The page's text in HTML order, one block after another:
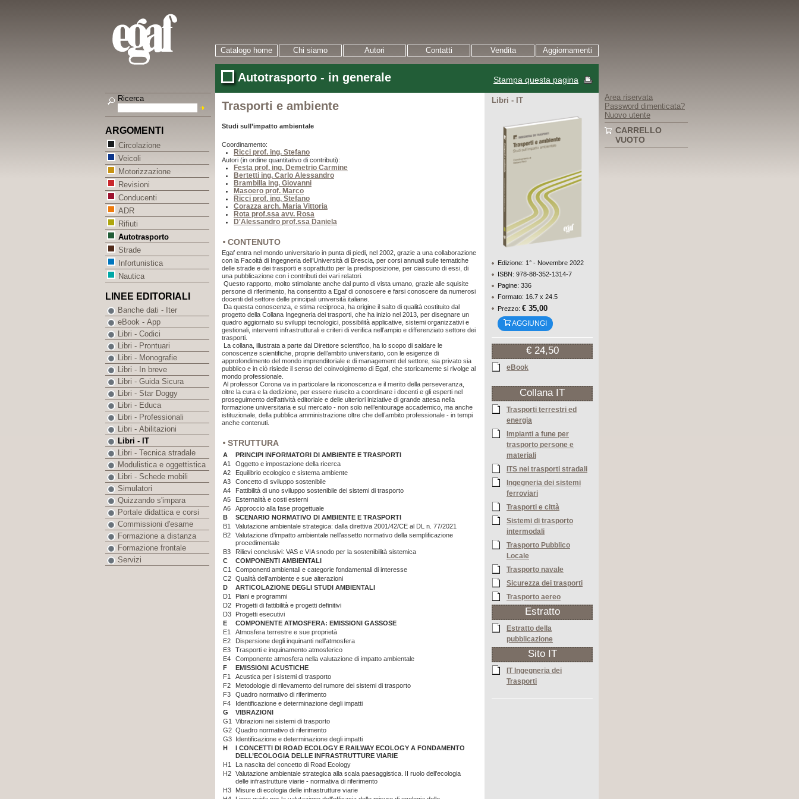
Catalogo home Chi siamo Autori Contatti Vendita Aggiornamenti
Autotrasporto - in generale Stampa questa pagina
Trasporti e ambiente
Studi sull’impatto ambientale
Coordinamento:
Ricci prof. ing. Stefano
Autori (in ordine quantitativo di contributi):
Festa prof. ing. Demetrio Carmine
Bertetti ing. Carlo Alessandro
Brambilla ing. Giovanni
Masoero prof. Marco
Ricci prof. ing. Stefano
Corazza arch. Maria Vittoria
Rota prof.ssa avv. Rosa
D'Alessandro prof.ssa Daniela
CONTENUTO
Egaf entra nel mondo universitario in punta di piedi, nel 2002, grazie a una collaborazione
con la Facoltà di Ingegneria dell’Università di Brescia, per corsi annuali sulle tematiche
delle strade e dei trasporti e soprattutto per la predisposizione, per ciascuno di essi, di
una pubblicazione con i contributi dei vari relatori.
Questo rapporto, molto stimolante anche dal punto di vista umano, grazie alle squisite
persone di riferimento, ha consentito a Egaf di conoscere e farsi conoscere da numerosi
docenti del settore delle principali università italiane.
Da questa conoscenza, e stima reciproca, ha origine il salto di qualità costituito dal
progetto della Collana Ingegneria dei trasporti, che ha inizio nel 2013, per disegnare un
quadro aggiornato su sviluppi tecnologici, possibilità applicative, sistemi organizzativi e
gestionali, interventi infrastrutturali e criteri di verifica nell’ampio e differenziato settore dei
trasporti.
La collana, illustrata a parte dal Direttore scientifico, ha lo scopo di saldare le
conoscenze scientifiche, proprie dell’ambito universitario, con le esigenze di
approfondimento del mondo imprenditoriale e di management del settore, sia privato sia
pubblico e in ciò risiede il senso del coinvolgimento di Egaf, che storicamente si rivolge al
mondo professionale.
Al professor Corona va in particolare la riconoscenza e il merito della perseveranza,
oltre la cura e la dedizione, per essere riuscito a coordinare i docenti e gli esperti nel
proseguimento dell’attività editoriale e delle ulteriori iniziative di grande attesa nella
formazione universitaria e sul mercato - non solo nell’entourage accademico, ma anche
istituzionale, della pubblica amministrazione oltre che dell’ambito professionale - in tempi
anche contenuti.
STRUTTURA
A
PRINCIPI INFORMATORI DI AMBIENTE E TRASPORTI
A1
Oggetto e impostazione della ricerca
A2
Equilibrio ecologico e sistema ambiente
A3
Concetto di sviluppo sostenibile
A4
Fattibilità di uno sviluppo sostenibile dei sistemi di trasporto
A5
Esternalità e costi esterni
A6
Approccio alla fase progettuale
B
SCENARIO NORMATIVO DI AMBIENTE E TRASPORTI
B1
Valutazione ambientale strategica: dalla direttiva 2001/42/CE al DL n. 77/2021
B2
Valutazione d’impatto ambientale nell’assetto normativo della semplificazione
procedimentale
B3
Rilievi conclusivi: VAS e VIA snodo per la sostenibilità sistemica
C
COMPONENTI AMBIENTALI
C1
Componenti ambientali e categorie fondamentali di interesse
C2 Qualità dell’ambiente e sue alterazioni
D
ARTICOLAZIONE DEGLI STUDI AMBIENTALI
D1
Piani e programmi
D2
Progetti di fattibilità e progetti definitivi
D3
Progetti esecutivi
E
COMPONENTE ATMOSFERA: EMISSIONI GASSOSE
E1
Atmosfera terrestre e sue proprietà
E2
Dispersione degli inquinanti nell’atmosfera
E3
Trasporti e inquinamento atmosferico
E4
Componente atmosfera nella valutazione di impatto ambientale
F
EMISSIONI ACUSTICHE
F1
Acustica per i sistemi di trasporto
F2
Metodologie di rilevamento del rumore dei sistemi di trasporto
F3
Quadro normativo di riferimento
F4
Identificazione e determinazione degli impatti
G
VIBRAZIONI
G1
Vibrazioni nei sistemi di trasporto
G2 Quadro normativo di riferimento
G3 Identificazione e determinazione degli impatti
H
I CONCETTI DI ROAD ECOLOGY E RAILWAY ECOLOGY A FONDAMENTO
DELL’ECOLOGIA DELLE INFRASTRUTTURE VIARIE
H1
La nascita del concetto di Road Ecology
H2 Valutazione ambientale strategica alla scala paesaggistica. II ruolo dell’ecologia
delle infrastrutture viarie - normativa di riferimento
H3
Misure di ecologia delle infrastrutture viarie
Libri - IT
Edizione: 1° - Novembre 2022
ISBN: 978-88-352-1314-7
Pagine: 336
Formato: 16.7 x 24.5
Prezzo: € 35,00
AGGIUNGI
€ 24,50
eBook
Collana IT
Trasporti terrestri ed
energia
Impianti a fune per
trasporto persone e
materiali
ITS nei trasporti stradali
Ingegneria dei sistemi
ferroviari
Trasporti e città
Sistemi di trasporto
intermodali
Trasporto Pubblico
Locale
Trasporto navale
Sicurezza dei trasporti
Trasporto aereo
Estratto
Estratto della
pubblicazione
Sito IT
IT Ingegneria dei
Trasporti
Ricerca
ARGOMENTI
Circolazione
Veicoli
Motorizzazione
Revisioni
Conducenti
ADR
Rifiuti
Autotrasporto
Strade
Infortunistica
Nautica
LINEE EDITORIALI
Banche dati - Iter
eBook - App
Libri - Codici
Libri - Prontuari
Libri - Monografie
Libri - In breve
Libri - Guida Sicura
Libri - Star Doggy
Libri - Educa
Libri - Professionali
Libri - Abilitazioni
Libri - IT
Libri - Tecnica stradale
Modulistica e oggettistica
Libri - Schede mobili
Simulatori
Quizzando s'impara
Portale didattica e corsi
Commissioni d'esame
Formazione a distanza
Formazione frontale
Servizi
Area riservata
Password dimenticata?
Nuovo utente
CARRELLO
VUOTO